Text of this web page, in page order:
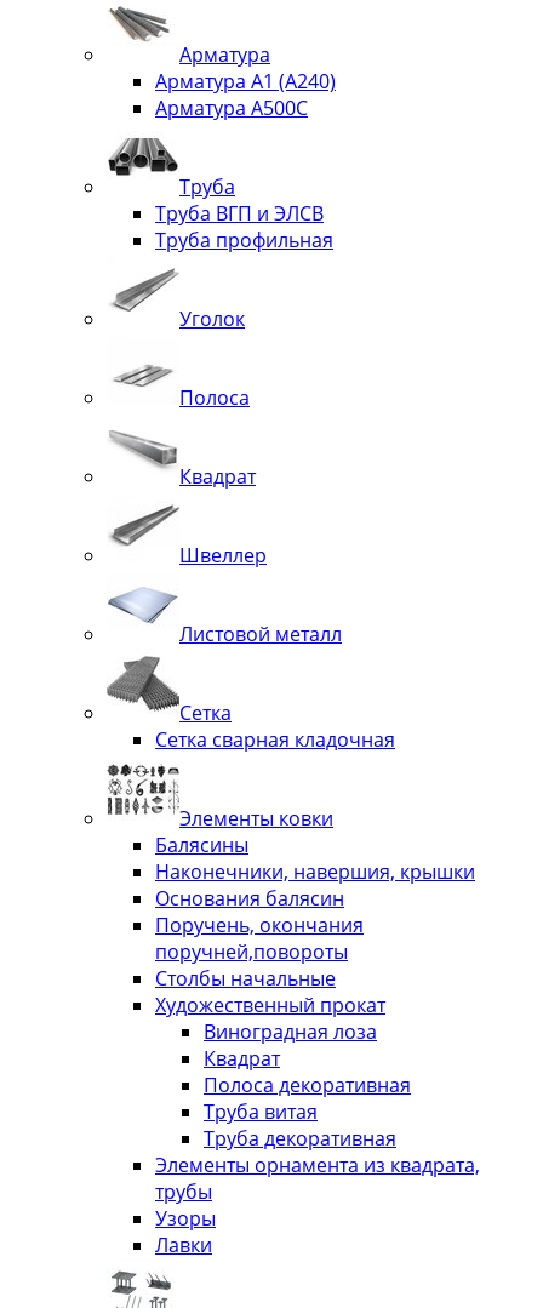
Арматура
Арматура А1 (А240)
Арматура А500С
Труба
Труба ВГП и ЭЛСВ
Труба профильная
Уголок
Полоса
Квадрат
Швеллер
Листовой металл
Сетка
Сетка сварная кладочная
Элементы ковки
Балясины
Наконечники, навершия, крышки
Основания балясин
Поручень, окончания
поручней,повороты
Столбы начальные
Художественный прокат
Виноградная лоза
Квадрат
Полоса декоративная
Труба витая
Труба декоративная
Элементы орнамента из квадрата,
трубы
Узоры
Лавки